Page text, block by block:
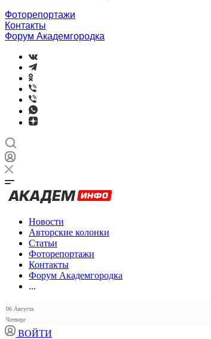
Фоторепортажи
Контакты
Форум Академгородка
Новости
Авторские колонки
Статьи
Фоторепортажи
Контакты
Форум Академгородка
...
06 Августа
Четверг
ВОЙТИ